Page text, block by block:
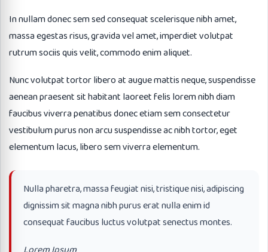
In nullam donec sem sed consequat scelerisque nibh amet,
massa egestas risus, gravida vel amet, imperdiet volutpat
rutrum sociis quis velit, commodo enim aliquet.
Nunc volutpat tortor libero at augue mattis neque, suspendisse
aenean praesent sit habitant laoreet felis lorem nibh diam
faucibus viverra penatibus donec etiam sem consectetur
vestibulum purus non arcu suspendisse ac nibh tortor, eget
elementum lacus, libero sem viverra elementum.
Nulla pharetra, massa feugiat nisi, tristique nisi, adipiscing
dignissim sit magna nibh purus erat nulla enim id
consequat faucibus luctus volutpat senectus montes.